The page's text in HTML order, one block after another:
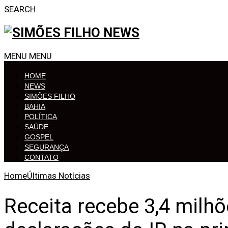
SEARCH
MENU MENU
HOME
NEWS
SIMÕES FILHO
BAHIA
POLÍTICA
SAÚDE
GOSPEL
SEGURANÇA
CONTATO
HomeÚltimas Notícias
Receita recebe 3,4